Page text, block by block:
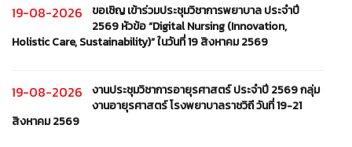
19-08-2026
ขอเชิญ เข้าร่วมประชุมวิชาการพยาบาล ประจำปี
2569 หัวข้อ “Digital Nursing (Innovation,
Holistic Care, Sustainability)” ในวันที่ 19 สิงหาคม 2569
19-08-2026
งานประชุมวิชาการอายุรศาสตร์ ประจำปี 2569 กลุ่ม
งานอายุรศาสตร์ โรงพยาบาลราชวิถี วันที่ 19-21
สิงหาคม 2569